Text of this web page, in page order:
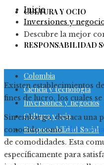
CULTURA Y OCIO
RESPONSABILIDAD
Colombia
Ciencia y tecnología
Inversiones y negocios
Cultura y ocio
Responsabilidad Social
Inicio
Inversiones y
Descubre la mejor
Existen establecimientos
fines de lucro, los cuales
Sin embargo, destaca una
conocido comoClub Lomas
de comodidades. Esta
específicamente para